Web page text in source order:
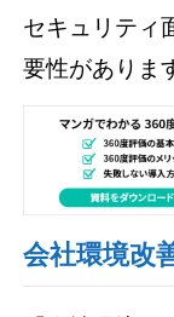
セキュリティ
要性がありま
会社環境改